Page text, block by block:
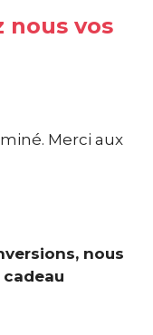
nous vos
Merci aux
nous